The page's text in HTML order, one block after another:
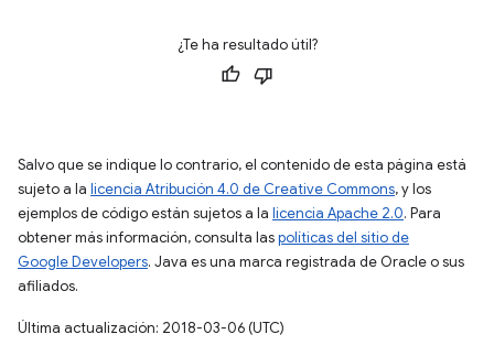
¿Te ha resultado útil?
Salvo que se indique lo contrario, el contenido de esta página está
sujeto a la licencia Atribución 4.0 de Creative Commons, y los
ejemplos de código están sujetos a la licencia Apache 2.0. Para
obtener más información, consulta laspolíticas del sitio de
Google Developers. Java es una marca registrada de Oracle o sus
afiliados.
Última actualización: 2018-03-06 (UTC)